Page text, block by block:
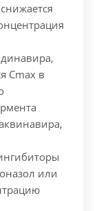
Cmax в
или